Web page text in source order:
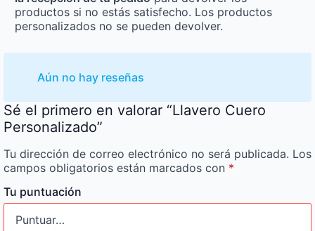
productos si no estás satisfecho. Los productos
personalizados no se pueden devolver.
Aún no hay reseñas
Sé el primero en valorar “Llavero Cuero
Personalizado”
Tu dirección de correo electrónico no será publicada. Los
campos obligatorios están marcados con *
Tu puntuación